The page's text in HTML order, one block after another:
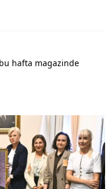
hafta magazinde